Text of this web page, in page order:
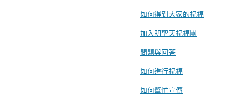
如何得到大家的祝福
加入眀聖天祝福團
問題與回答
如何進行祝福
如何幫忙宣傳